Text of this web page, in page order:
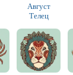
Август
Телец